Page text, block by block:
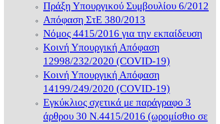
Πράξη Υπουργικού Συμβουλίου 6/2012
Απόφαση ΣτΕ 380/2013
Νόμος 4415/2016 για την εκπαίδευση
Κοινή Υπουργική Απόφαση
12998/232/2020 (COVID-19)
Κοινή Υπουργική Απόφαση
14199/249/2020 (COVID-19)
Εγκύκλιος σχετικά με παράγραφο 3
άρθρου 30 Ν.4415/2016 (ωρομίσθιο σε